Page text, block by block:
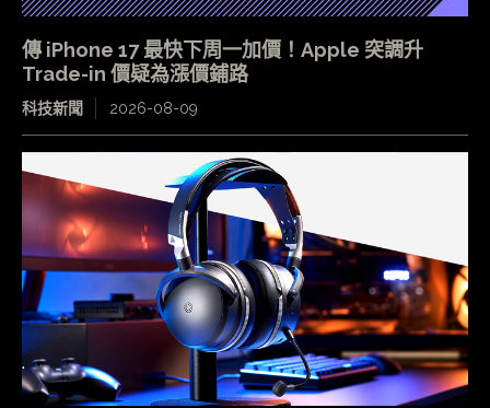
傳 iPhone 17 最快下周一加價！Apple 突調升
Trade-in 價疑為漲價鋪路
科技新聞 2026-08-09